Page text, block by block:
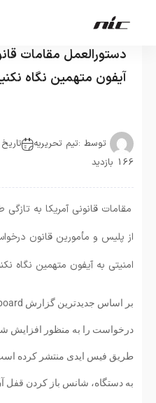
دستورالعمل مقامات
آیفون متهمین نگاه
توسط :تیم تحریریه تاریخ
166 بازدید
مقامات قانونی آمریکا به
از پلیس و مأمورین قانون
امنیتی به آیفون متهمین نگاه
درخواست را به منظور افزایش
طریق فیس ایدی منتشر کرده است
به دستگاه، شانس باز کردن قفل